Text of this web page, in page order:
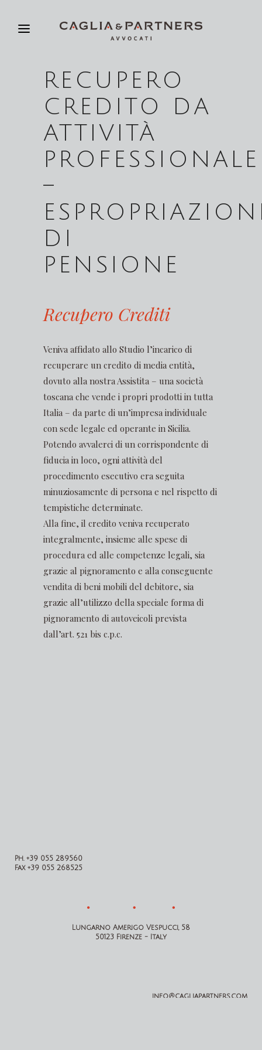
RECUPERO
CREDITO DA
ATTIVITÀ
PROFESSIONALE
–
DI
PENSIONE
Recupero Crediti
Veniva affidato allo Studio l’incarico di
recuperare un credito di media entità,
dovuto alla nostra Assistita – una società
toscana che vende i propri prodotti in tutta
Italia – da parte di un’impresa individuale
con sede legale ed operante in Sicilia.
Potendo avvalerci di un corrispondente di
fiducia in loco, ogni attività del
procedimento esecutivo era seguita
minuziosamente di persona e nel rispetto di
tempistiche determinate.
Alla fine, il credito veniva recuperato
integralmente, insieme alle spese di
procedura ed alle competenze legali, sia
grazie al pignoramento e alla conseguente
vendita di beni mobili del debitore, sia
grazie all’utilizzo della speciale forma di
pignoramento di autoveicoli prevista
dall’art. 521 bis c.p.c.
Ph. +39 055 289560
Fax +39 055 268525
Lungarno Amerigo Vespucci, 58
50123 Firenze - Italy
info@cagliapartners.com